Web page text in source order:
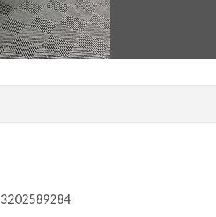
3202589284